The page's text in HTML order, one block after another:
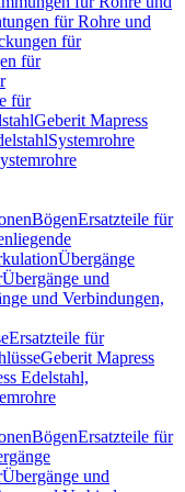
für Rohre und
für
für
für
Geberit Mapress
Systemrohre
BögenErsatzteile für
Übergänge
Übergänge und
und Verbindungen,
Ersatzteile für
Geberit Mapress
Edelstahl,
BögenErsatzteile für
Übergänge und